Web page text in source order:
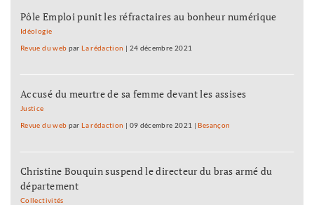
Pôle Emploi punit les réfractaires au bonheur numérique
Idéologie
Revue du web parLa rédaction | 24 décembre 2021
Accusé du meurtre de sa femme devant les assises
Justice
Revue du web parLa rédaction | 09 décembre 2021 |Besançon
Christine Bouquin suspend le directeur du bras armé du
département
Collectivités